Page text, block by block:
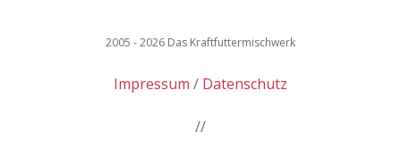
Beiträge
2005 - 2026 Das Kraftfuttermischwerk
Impressum Datenschutz
//